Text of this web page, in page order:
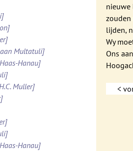
aan Multatuli]
Hanau]
Muller]
Hanau]
nieuwe
lijden,
Wy
Ons
<